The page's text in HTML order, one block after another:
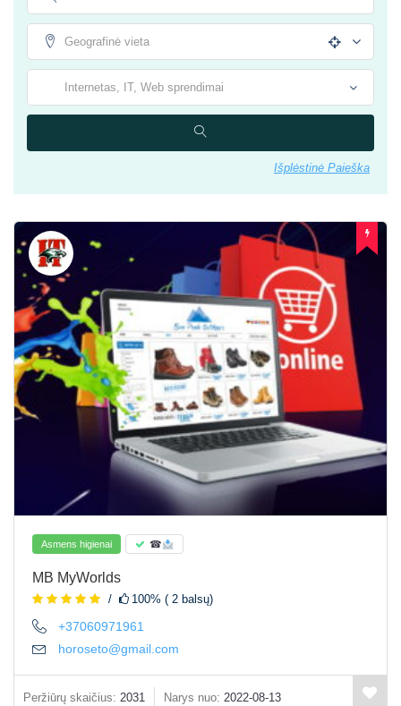
Išplėstinė Paieška
Asmens higienai ☎
MB MyWorlds
100% ( 2 balsų)
+37060971961
horoseto@gmail.com
Peržiūrų skaičius: 2031 Narys nuo: 2022-08-13